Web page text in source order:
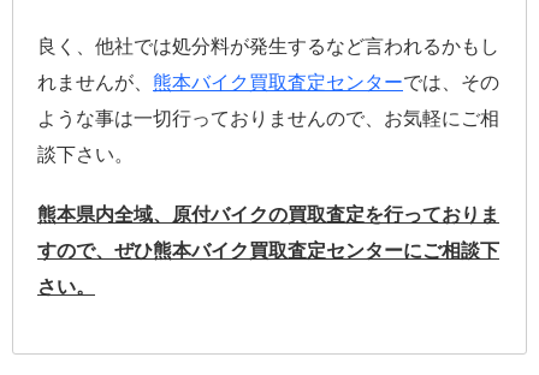
良く、他社では処分料が発生するなど言われるかもし
れませんが、 熊本バイク買取査定センターでは、その
ような事は一切行っておりませんので、お気軽にご相
談下さい。
熊本県内全域、原付バイクの買取査定を行っておりま
すので、ぜひ熊本バイク買取査定センターにご相談下
さい。